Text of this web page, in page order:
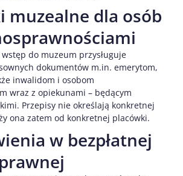
muzealne dla osób
wstęp do muzeum przysługuje
dokumentów m.in. emerytom,
inwalidom i osobom
wraz z opiekunami – będącym
Przepisy nie określają konkretnej
ona zatem od konkretnej placówki.
w bezpłatnej